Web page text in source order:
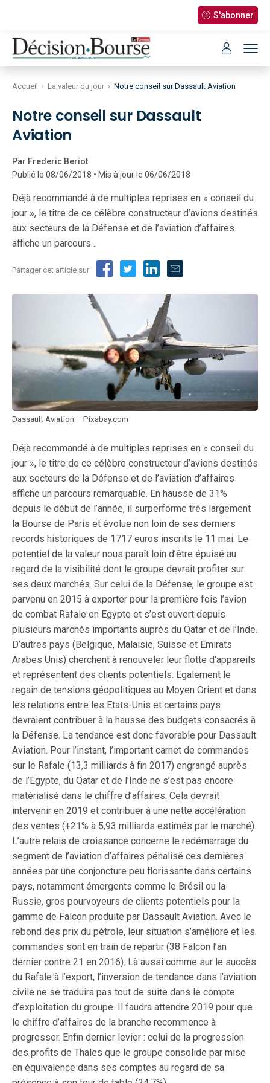
S'abonner
Accueil › La valeur du jour › Notre conseil sur Dassault Aviation
Notre conseil sur Dassault
Aviation
Par Frederic Beriot
Publié le 08/06/2018 • Mis à jour le 06/06/2018
Déjà recommandé à de multiples reprises en « conseil du
jour », le titre de ce célèbre constructeur d’avions destinés
aux secteurs de la Défense et de l’aviation d’affaires
affiche un parcours…
Partager cet article sur
Dassault Aviation – Pixabay.com
Déjà recommandé à de multiples reprises en « conseil du
jour », le titre de ce célèbre constructeur d’avions destinés
aux secteurs de la Défense et de l’aviation d’affaires
affiche un parcours remarquable. En hausse de 31%
depuis le début de l’année, il surperforme très largement
la Bourse de Paris et évolue non loin de ses derniers
records historiques de 1717 euros inscrits le 11 mai. Le
potentiel de la valeur nous paraît loin d’être épuisé au
regard de la visibilité dont le groupe devrait profiter sur
ses deux marchés. Sur celui de la Défense, le groupe est
parvenu en 2015 à exporter pour la première fois l’avion
de combat Rafale en Egypte et s’est ouvert depuis
plusieurs marchés importants auprès du Qatar et de l’Inde.
D’autres pays (Belgique, Malaisie, Suisse et Emirats
Arabes Unis) cherchent à renouveler leur flotte d’appareils
et représentent des clients potentiels. Egalement le
regain de tensions géopolitiques au Moyen Orient et dans
les relations entre les Etats-Unis et certains pays
devraient contribuer à la hausse des budgets consacrés à
la Défense. La tendance est donc favorable pour Dassault
Aviation. Pour l’instant, l’important carnet de commandes
sur le Rafale (13,3 milliards à fin 2017) engrangé auprès
de l’Egypte, du Qatar et de l’Inde ne s’est pas encore
matérialisé dans le chiffre d’affaires. Cela devrait
intervenir en 2019 et contribuer à une nette accélération
des ventes (+21% à 5,93 milliards estimés par le marché).
L’autre relais de croissance concerne le redémarrage du
segment de l’aviation d’affaires pénalisé ces dernières
années par une conjoncture peu florissante dans certains
pays, notamment émergents comme le Brésil ou la
Russie, gros pourvoyeurs de clients potentiels pour la
gamme de Falcon produite par Dassault Aviation. Avec le
rebond des prix du pétrole, leur situation s’améliore et les
commandes sont en train de repartir (38 Falcon l’an
dernier contre 21 en 2016). Là aussi comme sur le succès
du Rafale à l’export, l’inversion de tendance dans l’aviation
civile ne se traduira pas tout de suite dans le compte
d’exploitation du groupe. Il faudra attendre 2019 pour que
le chiffre d’affaires de la branche recommence à
progresser. Enfin dernier levier : celui de la progression
des profits de Thales que le groupe consolide par mise
en équivalence dans ses comptes au regard de sa